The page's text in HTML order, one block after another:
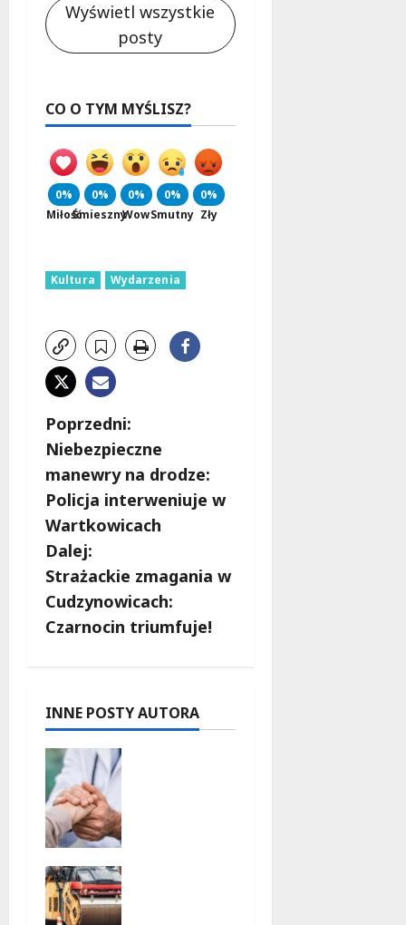
Wyświetl wszystkie
posty
CO O TYM MYŚLISZ?
0%
Miłość
0%
Śmieszny
0%
Wow
0%
Smutny
0%
Zły
Kultura Wydarzenia
Z
o
b
a
c
z
i
s
y
Poprzedni:
Niebezpieczne
manewry na drodze:
Policja interweniuje w
Wartkowicach
Dalej:
Strażackie zmagania w
Cudzynowicach:
Czarnocin triumfuje!
INNE POSTY AUTORA